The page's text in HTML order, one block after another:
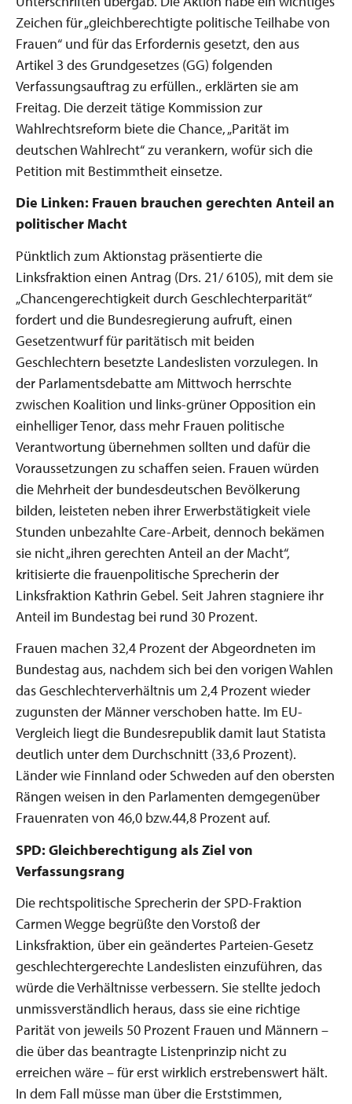
Zeichen für „gleichberechtigte politische Teilhabe von
Frauen“ und für das Erfordernis gesetzt, den aus
Artikel 3 des Grundgesetzes (GG) folgenden
Verfassungsauftrag zu erfüllen., erklärten sie am
Freitag. Die derzeit tätige Kommission zur
Wahlrechtsreform biete die Chance, „Parität im
deutschen Wahlrecht“ zu verankern, wofür sich die
Petition mit Bestimmtheit einsetze.
Die Linken: Frauen brauchen gerechten Anteil an
politischer Macht
Pünktlich zum Aktionstag präsentierte die
Linksfraktion einen Antrag (Drs. 21/ 6105), mit dem sie
„Chancengerechtigkeit durch Geschlechterparität“
fordert und die Bundesregierung aufruft, einen
Gesetzentwurf für paritätisch mit beiden
Geschlechtern besetzte Landeslisten vorzulegen. In
der Parlamentsdebatte am Mittwoch herrschte
zwischen Koalition und links-grüner Opposition ein
einhelliger Tenor, dass mehr Frauen politische
Verantwortung übernehmen sollten und dafür die
Voraussetzungen zu schaffen seien. Frauen würden
die Mehrheit der bundesdeutschen Bevölkerung
bilden, leisteten neben ihrer Erwerbstätigkeit viele
Stunden unbezahlte Care-Arbeit, dennoch bekämen
sie nicht „ihren gerechten Anteil an der Macht“,
kritisierte die frauenpolitische Sprecherin der
Linksfraktion Kathrin Gebel. Seit Jahren stagniere ihr
Anteil im Bundestag bei rund 30 Prozent.
Frauen machen 32,4 Prozent der Abgeordneten im
Bundestag aus, nachdem sich bei den vorigen Wahlen
das Geschlechterverhältnis um 2,4 Prozent wieder
zugunsten der Männer verschoben hatte. Im EU-
Vergleich liegt die Bundesrepublik damit laut Statista
deutlich unter dem Durchschnitt (33,6 Prozent).
Länder wie Finnland oder Schweden auf den obersten
Rängen weisen in den Parlamenten demgegenüber
Frauenraten von 46,0 bzw.44,8 Prozent auf.
SPD: Gleichberechtigung als Ziel von
Verfassungsrang
Die rechtspolitische Sprecherin der SPD-Fraktion
Carmen Wegge begrüßte den Vorstoß der
Linksfraktion, über ein geändertes Parteien-Gesetz
geschlechtergerechte Landeslisten einzuführen, das
würde die Verhältnisse verbessern. Sie stellte jedoch
unmissverständlich heraus, dass sie eine richtige
Parität von jeweils 50 Prozent Frauen und Männern –
die über das beantragte Listenprinzip nicht zu
erreichen wäre – für erst wirklich erstrebenswert hält.
In dem Fall müsse man über die Erststimmen,